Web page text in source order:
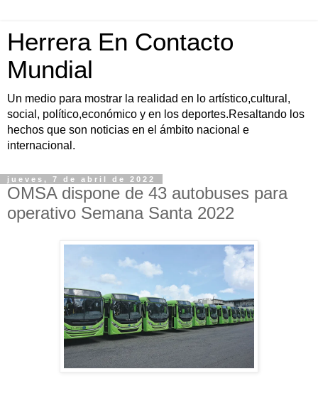
Herrera En Contacto
Mundial
Un medio para mostrar la realidad en lo artístico,cultural,
social, político,económico y en los deportes.Resaltando los
hechos que son noticias en el ámbito nacional e
internacional.
jueves, 7 de abril de 2022
OMSA dispone de 43 autobuses para
operativo Semana Santa 2022